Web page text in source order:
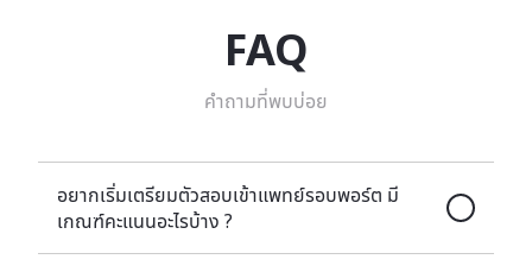
FAQ
คำถามที่พบบ่อย
อยากเริ่มเตรียมตัวสอบเข้าแพทย์รอบพอร์ต มี
เกณฑ์คะแนนอะไรบ้าง ?